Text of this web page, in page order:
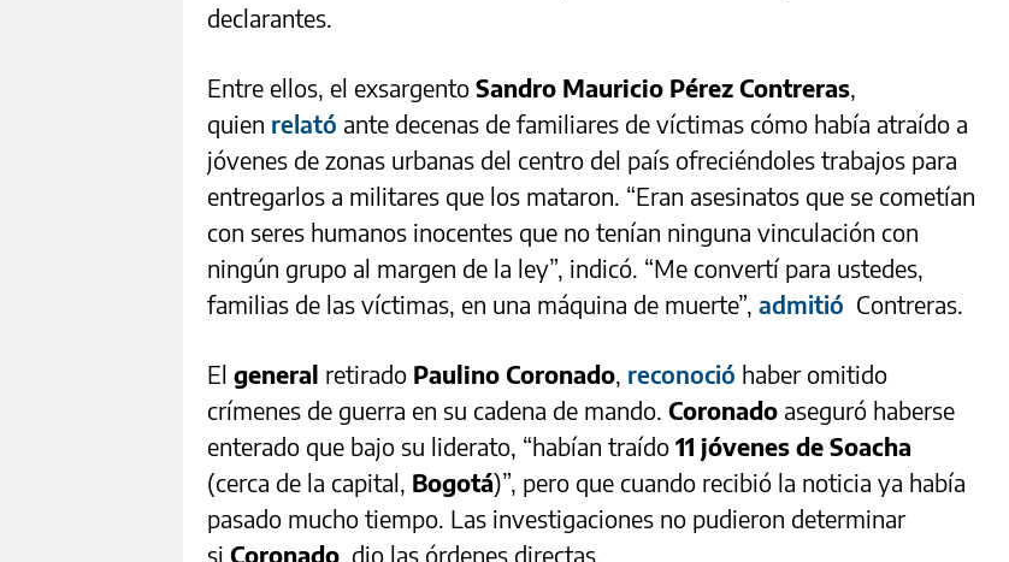
declarantes.
Entre ellos, el exsargento Sandro Mauricio Pérez Contreras,
quien relató ante decenas de familiares de víctimas cómo había atraído a
jóvenes de zonas urbanas del centro del país ofreciéndoles trabajos para
entregarlos a militares que los mataron. “Eran asesinatos que se cometían
con seres humanos inocentes que no tenían ninguna vinculación con
ningún grupo al margen de la ley”, indicó. “Me convertí para ustedes,
familias de las víctimas, en una máquina de muerte”, admitió Contreras.
El general retirado Paulino Coronado, reconoció haber omitido
crímenes de guerra en su cadena de mando. Coronado aseguró haberse
enterado que bajo su liderato, “habían traído 11 jóvenes de Soacha
(cerca de la capital, Bogotá)”, pero que cuando recibió la noticia ya había
pasado mucho tiempo. Las investigaciones no pudieron determinar
si Coronado dio las órdenes directas.